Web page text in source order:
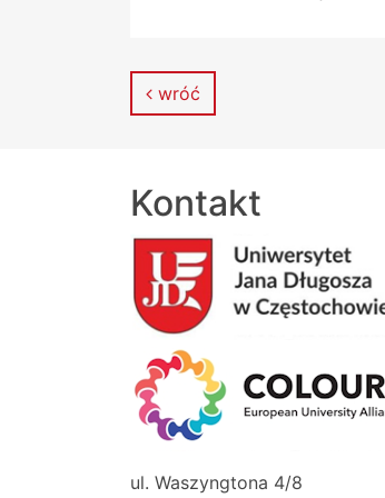
wróć
Kontakt
ul. Waszyngtona 4/8